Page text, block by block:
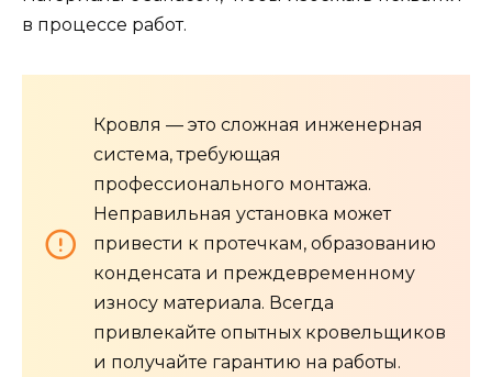
в процессе работ.
Кровля — это сложная инженерная
система, требующая
профессионального монтажа.
Неправильная установка может
привести к протечкам, образованию
конденсата и преждевременному
износу материала. Всегда
привлекайте опытных кровельщиков
и получайте гарантию на работы.